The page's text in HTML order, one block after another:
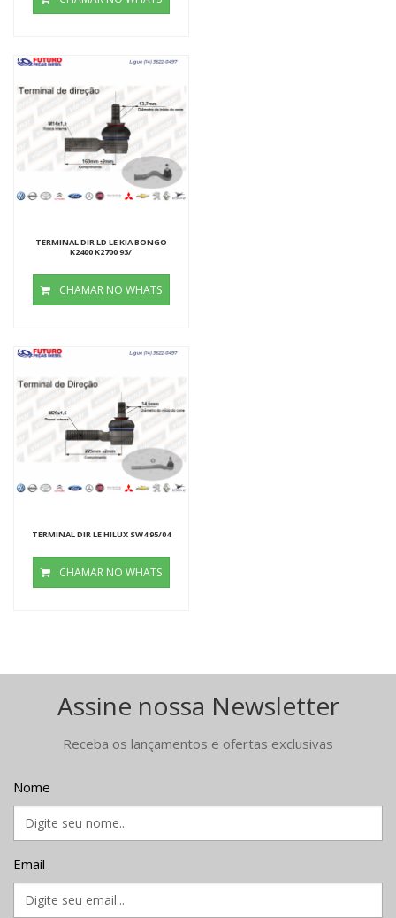
TERMINAL DIR LD LE KIA BONGO
K2400 K2700 93/
CHAMAR NO WHATS
TERMINAL DIR LE HILUX SW4 95/04
CHAMAR NO WHATS
Assine nossa Newsletter
Receba os lançamentos e ofertas exclusivas
Nome
Email